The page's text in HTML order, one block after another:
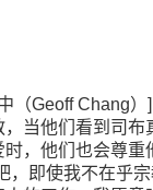
（Geoff Chang）
，当他们看到司布
时，他们也会尊重
，即使我不在乎